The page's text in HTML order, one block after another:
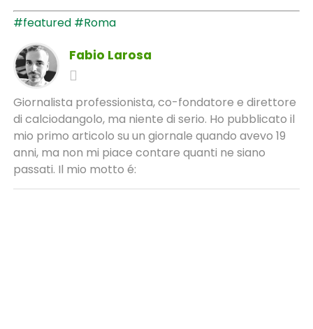
#featured #Roma
Fabio Larosa
Giornalista professionista, co-fondatore e direttore
di calciodangolo, ma niente di serio. Ho pubblicato il
mio primo articolo su un giornale quando avevo 19
anni, ma non mi piace contare quanti ne siano
passati. Il mio motto é: